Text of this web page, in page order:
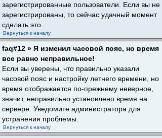
зарегистрированные пользователи. Если вы не
зарегистрированы, то сейчас удачный момент
сделать это.
Вернуться к началу
faq#12 » Я изменил часовой пояс, но время
все равно неправильное!
Если вы уверены, что правильно указали
часовой пояс и настройку летнего времени, но
время отображается по-прежнему неверное,
значит, неправильно установлено время на
сервере. Уведомите администратора для
устранения проблемы.
Вернуться к началу